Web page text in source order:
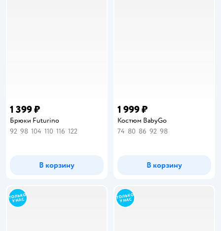
1 399 ₽
Брюки Futurino
92 98 104 110 116 122
В корзину
1 999 ₽
Костюм BabyGo
74 80 86 92 98
В корзину